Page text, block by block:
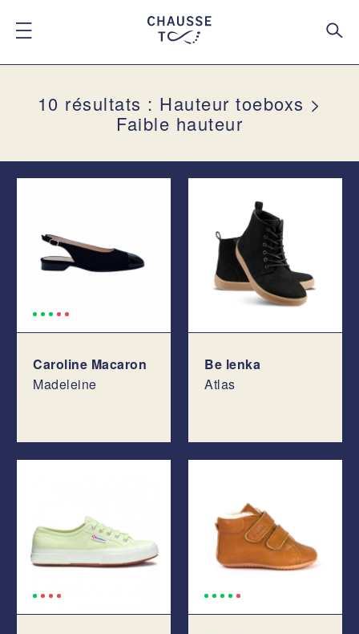
10 résultats : Hauteur toeboxs >
Faible hauteur
Caroline Macaron
Madeleine
Be lenka
Atlas